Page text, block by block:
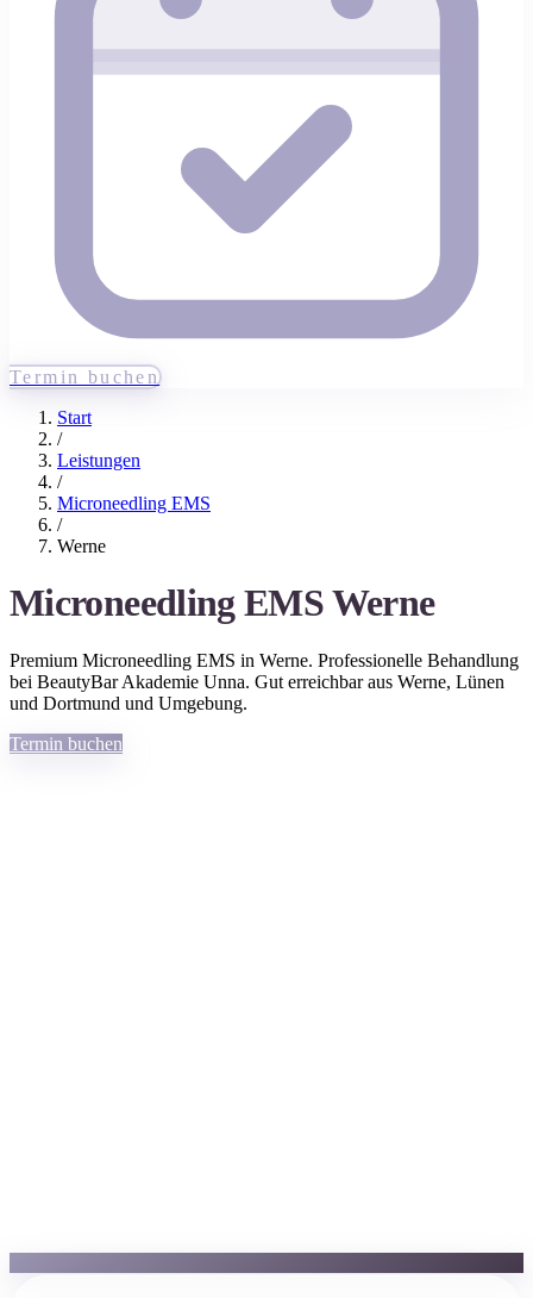
Termin buchen
Start
/
Leistungen
/
Microneedling EMS
/
Werne
Microneedling EMSWerne
Premium Microneedling EMS in Werne. Professionelle Behandlung
bei BeautyBar Akademie Unna. Gut erreichbar aus Werne, Lünen
und Dortmund und Umgebung.
Termin buchen